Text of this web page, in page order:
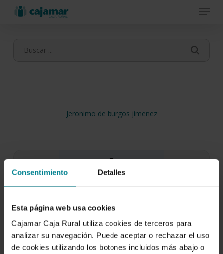
Consentimiento Detalles
Esta página web usa cookies
Cajamar Caja Rural utiliza cookies de terceros para
analizar su navegación. Puede aceptar o rechazar el uso
de cookies utilizando los botones incluidos más abajo o
Menu
Jeronimo de burgos jimenez